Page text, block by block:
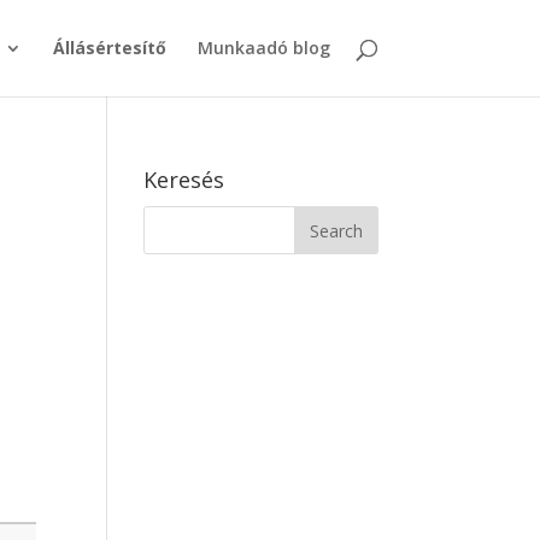
Állásértesítő Munkaadó blog
Keresés